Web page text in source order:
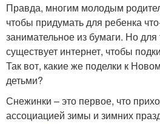
Поделки из картона
Правда, многим молодым
чтобы придумать для ребенка
занимательное из бумаги. Но для
существует интернет, чтобы
Так вот, какие же поделки к
детьми?
Снежинки – это первое, что
ассоциацией зимы и зимних